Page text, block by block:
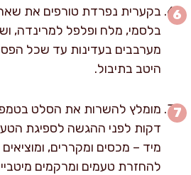
בקערית נפרדת טורפים את
בלסמי, מלח ופלפל למרינדה,
מערבבים בעדינות עד שכל
היטב בתיבול.
דקות לפני ההגשה לספיגת
להחזרת טעמים ומרקמים